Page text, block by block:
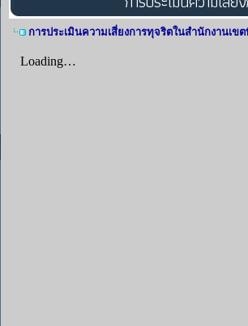
การประเมินความเสี่ยงการทุจริตในสำนักงานเ